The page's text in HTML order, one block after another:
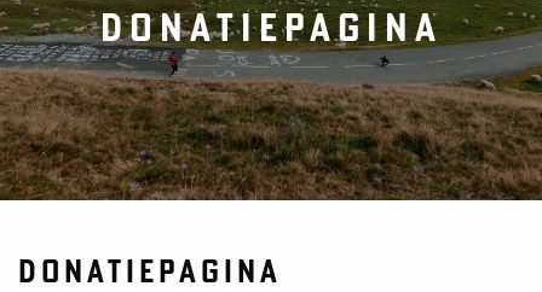
DONATIEPAGINA
DONATIEPAGINA